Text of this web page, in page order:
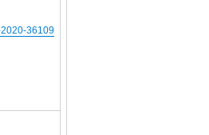
36109